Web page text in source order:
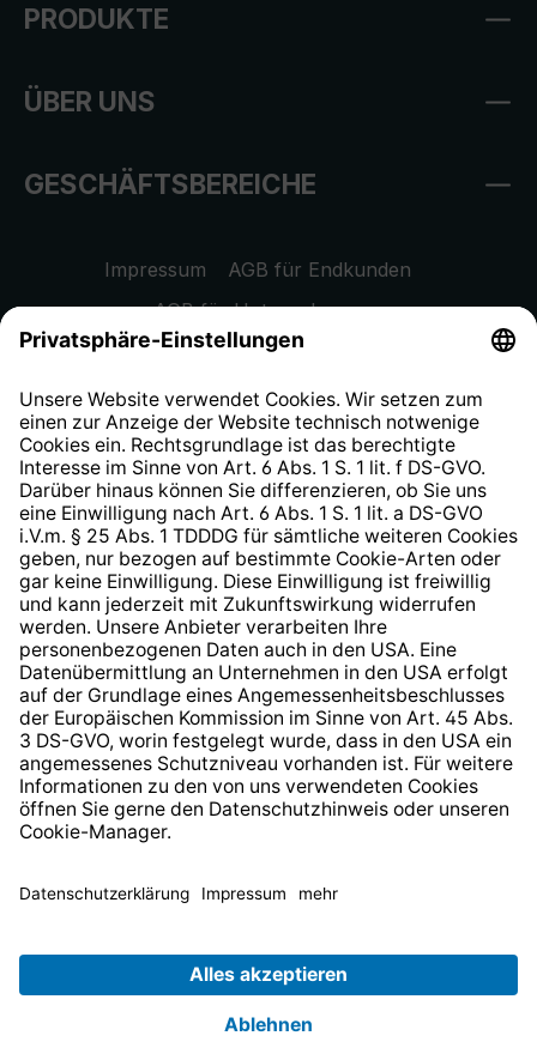
PRODUKTE
ÜBER UNS
GESCHÄFTSBEREICHE
Impressum
AGB für Endkunden
AGB für Unternehmen
Datenschutzhinweis
Widerrufsrecht
Hinweisgeberschutzsystem
Barrierefreiheit
* Alle Preise inkl. gesetzl. Mehrwertsteuer zzgl.
anders angegeben.
© 2026 TechniSat Digital GmbH
TechniSat ist ein Unternehmen der